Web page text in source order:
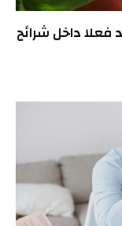
داخل شرائح